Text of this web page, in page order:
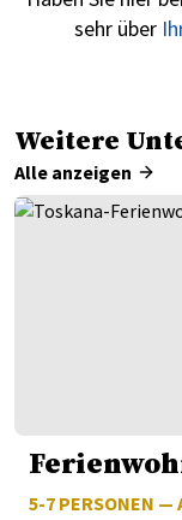
sehr über
Weitere
Alle anzeigen
5-7 PERSONEN —